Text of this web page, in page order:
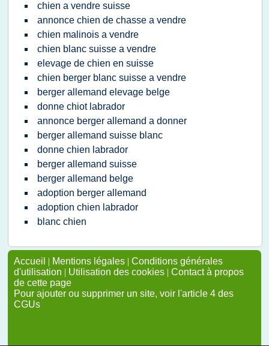
chien a vendre suisse
annonce chien de chasse a vendre
chien malinois a vendre
chien blanc suisse a vendre
elevage de chien en suisse
chien berger blanc suisse a vendre
berger allemand elevage belge
donne chiot labrador
annonce berger allemand a donner
berger allemand suisse blanc
donne chien labrador
berger allemand suisse
berger allemand belge
adoption berger allemand
adoption chien labrador
blanc chien
Accueil | Mentions légales | Conditions générales
d'utilisation | Utilisation des cookies | Contact à propos
de cette page
Pour ajouter ou supprimer un site, voir l'article 4 des
CGUs